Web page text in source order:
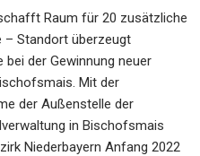
Raum für 20 zusätzliche
– Standort überzeugt
bei der Gewinnung neuer
Mit der
der Außenstelle der
in Bischofsmais
Niederbayern Anfang 2022